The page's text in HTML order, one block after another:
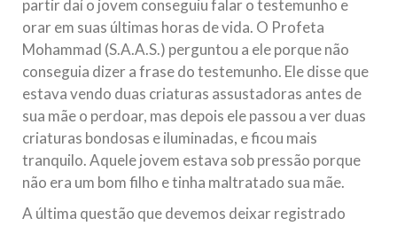
partir daí o jovem conseguiu falar o testemunho e
orar em suas últimas horas de vida. O Profeta
Mohammad (S.A.A.S.) perguntou a ele porque não
conseguia dizer a frase do testemunho. Ele disse que
estava vendo duas criaturas assustadoras antes de
sua mãe o perdoar, mas depois ele passou a ver duas
criaturas bondosas e iluminadas, e ficou mais
tranquilo. Aquele jovem estava sob pressão porque
não era um bom filho e tinha maltratado sua mãe.
A última questão que devemos deixar registrado